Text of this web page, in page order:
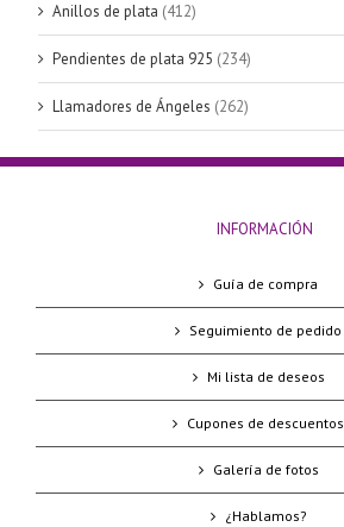
Anillos de plata (412)
Pendientes de plata 925 (234)
Llamadores de Ángeles (262)
INFORMACIÓN
Guía de compra
Seguimiento de pedido
Mi lista de deseos
Cupones de descuentos
Galería de fotos
¿Hablamos?